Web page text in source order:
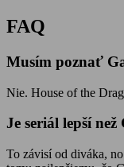
FAQ
Musím poznať
Nie. House of the
Je seriál lepší
To závisí od diváka,